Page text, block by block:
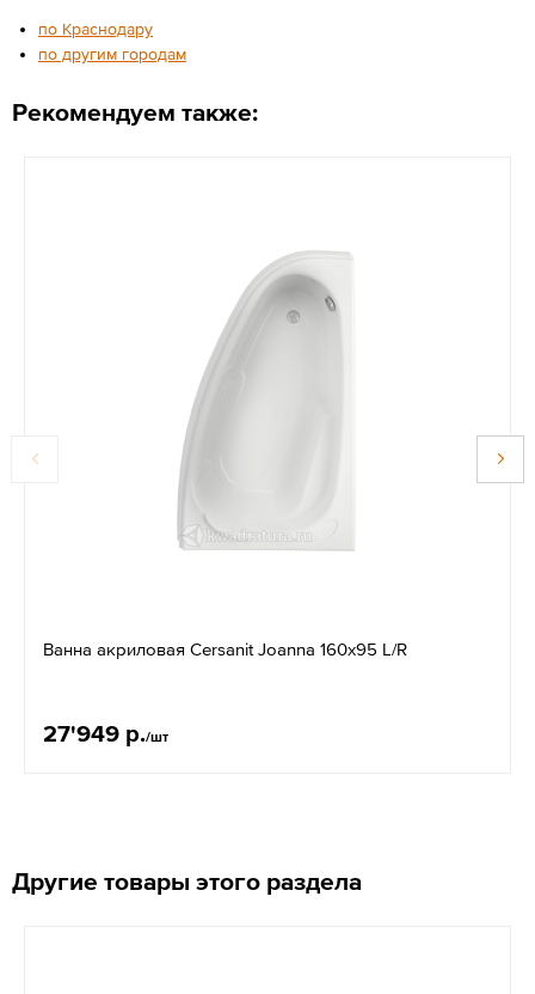
по Краснодару
по другим городам
Рекомендуем также:
Ванна акриловая Cersanit Joanna 160x95 L/R
27'949 р./шт
Другие товары этого раздела